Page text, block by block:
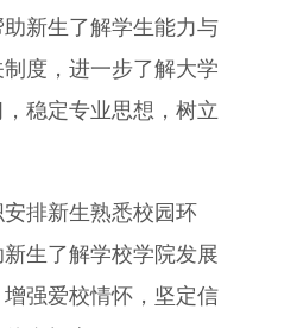
新生了解学生能力与
度，进一步了解大学
稳定专业思想，树立
排新生熟悉校园环
生了解学校学院发展
强爱校情怀，坚定信